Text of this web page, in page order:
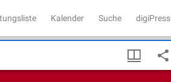
Kalender Suche digiPress